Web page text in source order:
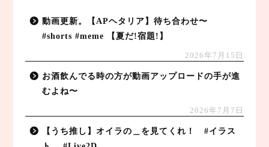
動画更新。【APヘタリア】待ち合わせ〜
#shorts #meme 【夏だ!宿題!】
2026年7月15日
お酒飲んでる時の方が動画アップロードの手が進
むよね〜
2026年7月7日
【うち推し】オイラの＿を見てくれ！ #イラス